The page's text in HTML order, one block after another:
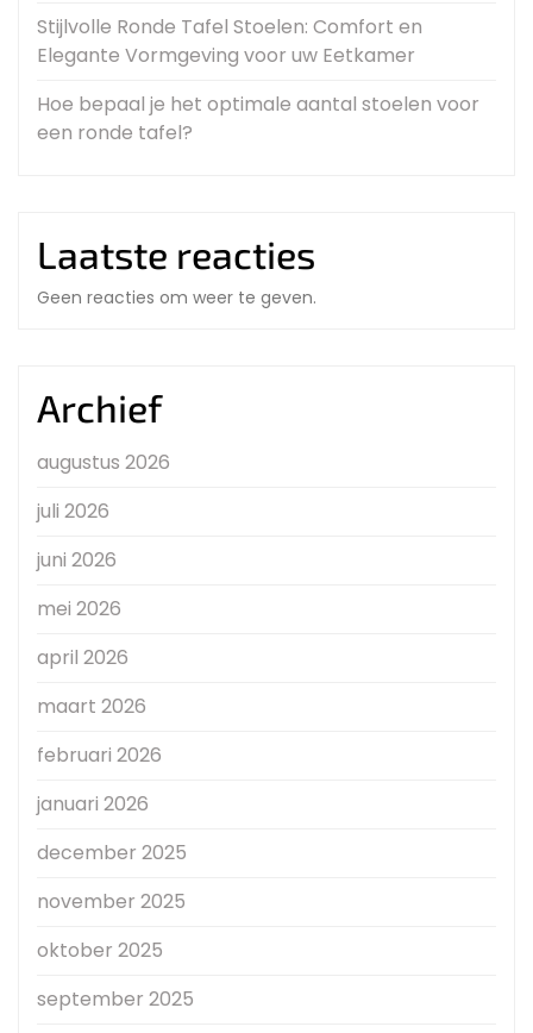
Stijlvolle Ronde Tafel Stoelen: Comfort en
Elegante Vormgeving voor uw Eetkamer
Hoe bepaal je het optimale aantal stoelen voor
een ronde tafel?
Laatste reacties
Geen reacties om weer te geven.
Archief
augustus 2026
juli 2026
juni 2026
mei 2026
april 2026
maart 2026
februari 2026
januari 2026
december 2025
november 2025
oktober 2025
september 2025